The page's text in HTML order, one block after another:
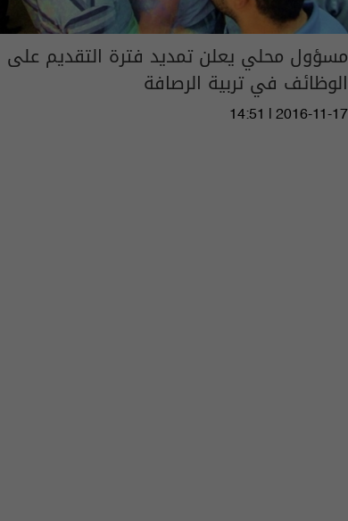
مسؤول محلي يعلن تمديد فترة التقديم على
الوظائف في تربية الرصافة
14:51 | 2016-11-17